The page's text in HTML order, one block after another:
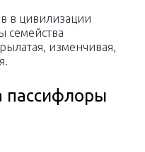
в цивилизации
семейства
изменчивая,
пассифлоры